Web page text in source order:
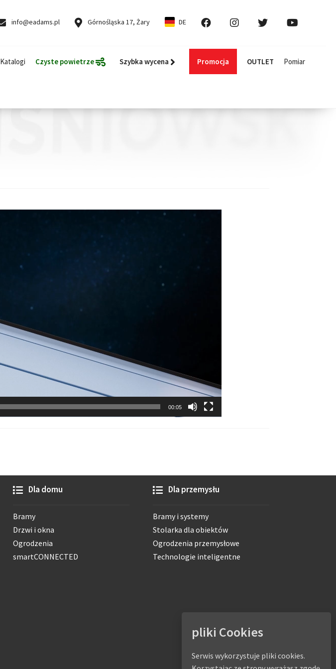
info@eadams.pl Górnośląska 17, Żary DE
Katalogi Czyste powietrze Szybka wycena Promocja OUTLET Pomiar
00:05
Dla domu
Bramy
Drzwi i okna
Ogrodzenia
smartCONNECTED
Dla przemysłu
Bramy i systemy
Stolarka dla obiektów
Ogrodzenia przemysłowe
Technologie inteligentne
pliki Cookies
Serwis wykorzystuje pliki cookies.